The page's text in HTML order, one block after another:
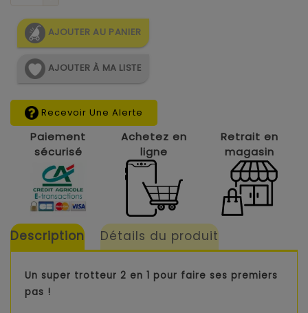
AJOUTER AU PANIER
AJOUTER À MA LISTE
Recevoir Une Alerte
Paiement
sécurisé
Achetez en
ligne
Retrait en
magasin
Description Détails du produit
Un super trotteur 2 en 1 pour faire ses premiers
pas !